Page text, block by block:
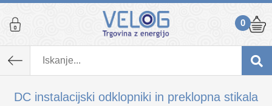
0
DC instalacijski odklopniki in preklopna stikala